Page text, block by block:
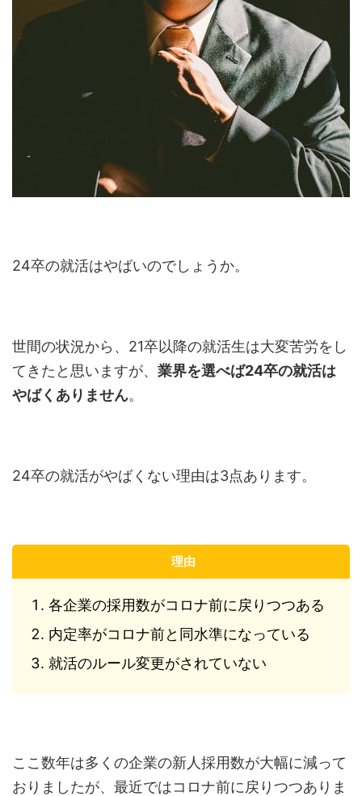
24卒の就活はやばいのでしょうか。
世間の状況から、21卒以降の就活生は大変苦労をし
てきたと思いますが、 業界を選べば24卒の就活は
やばくありません。
24卒の就活がやばくない理由は3点あります。
理由
各企業の採用数がコロナ前に戻りつつある
内定率がコロナ前と同水準になっている
就活のルール変更がされていない
ここ数年は多くの企業の新人採用数が大幅に減って
おりましたが、最近ではコロナ前に戻りつつありま